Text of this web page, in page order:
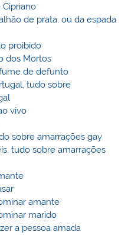
Cipriano
de prata, ou da espada
proibido
dos Mortos
de defunto
tudo sobre
vivo
sobre amarrações gay
tudo sobre amarrações
amante
marido
a pessoa amada